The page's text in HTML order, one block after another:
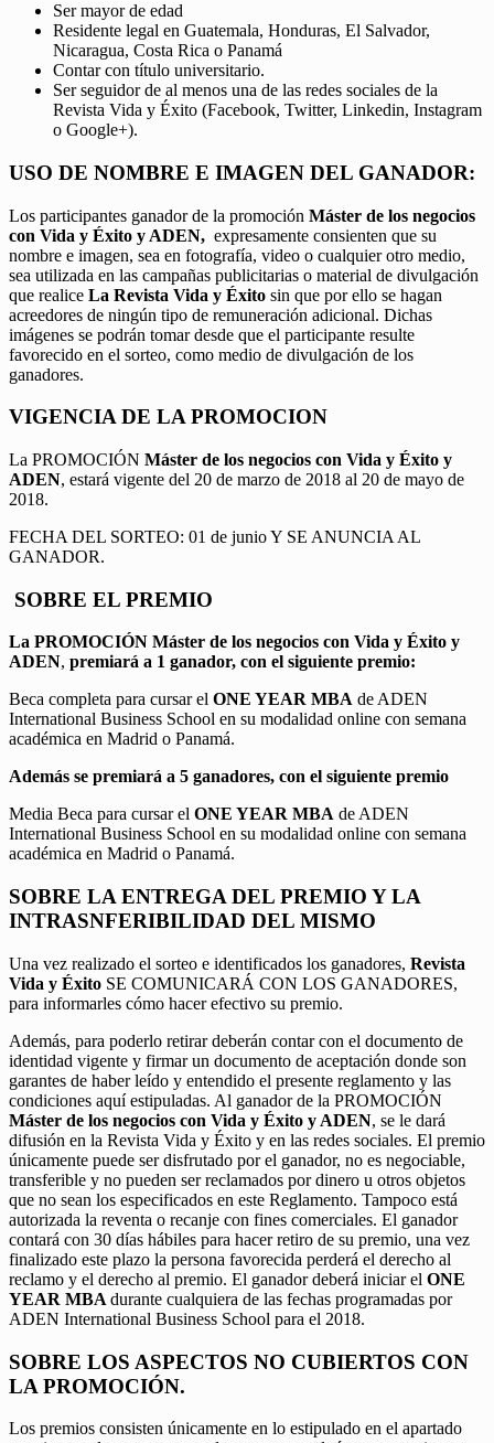
Ser mayor de edad
Residente legal en Guatemala, Honduras, El Salvador,
Nicaragua, Costa Rica o Panamá
Contar con título universitario.
Ser seguidor de al menos una de las redes sociales de la
Revista Vida y Éxito (Facebook, Twitter, Linkedin, Instagram
o Google+).
USO DE NOMBRE E IMAGEN DEL GANADOR:
Los participantes ganador de la promoción Máster de los negocios
con Vida y Éxito y ADEN, expresamente consienten que su
nombre e imagen, sea en fotografía, video o cualquier otro medio,
sea utilizada en las campañas publicitarias o material de divulgación
que realice La Revista Vida y Éxito sin que por ello se hagan
acreedores de ningún tipo de remuneración adicional. Dichas
imágenes se podrán tomar desde que el participante resulte
favorecido en el sorteo, como medio de divulgación de los
ganadores.
VIGENCIA DE LA PROMOCION
La PROMOCIÓN Máster de los negocios con Vida y Éxito y
ADEN, estará vigente del 20 de marzo de 2018 al 20 de mayo de
2018.
FECHA DEL SORTEO: 01 de junio Y SE ANUNCIA AL
GANADOR.
SOBRE EL PREMIO
La PROMOCIÓN Máster de los negocios con Vida y Éxito y
ADEN, premiará a 1 ganador, con el siguiente premio:
Beca completa para cursar el ONE YEAR MBA de ADEN
International Business School en su modalidad online con semana
académica en Madrid o Panamá.
Además se premiará a 5 ganadores, con el siguiente premio
Media Beca para cursar el ONE YEAR MBA de ADEN
International Business School en su modalidad online con semana
académica en Madrid o Panamá.
SOBRE LA ENTREGA DEL PREMIO Y LA
INTRASNFERIBILIDAD DEL MISMO
Una vez realizado el sorteo e identificados los ganadores, Revista
Vida y Éxito SE COMUNICARÁ CON LOS GANADORES,
para informarles cómo hacer efectivo su premio.
Además, para poderlo retirar deberán contar con el documento de
identidad vigente y firmar un documento de aceptación donde son
garantes de haber leído y entendido el presente reglamento y las
condiciones aquí estipuladas. Al ganador de la PROMOCIÓN
Máster de los negocios con Vida y Éxito y ADEN, se le dará
difusión en la Revista Vida y Éxito y en las redes sociales. El premio
únicamente puede ser disfrutado por el ganador, no es negociable,
transferible y no pueden ser reclamados por dinero u otros objetos
que no sean los especificados en este Reglamento. Tampoco está
autorizada la reventa o recanje con fines comerciales. El ganador
contará con 30 días hábiles para hacer retiro de su premio, una vez
finalizado este plazo la persona favorecida perderá el derecho al
reclamo y el derecho al premio. El ganador deberá iniciar el ONE
YEAR MBA durante cualquiera de las fechas programadas por
ADEN International Business School para el 2018.
SOBRE LOS ASPECTOS NO CUBIERTOS CON
LA PROMOCIÓN.
Los premios consisten únicamente en lo estipulado en el apartado